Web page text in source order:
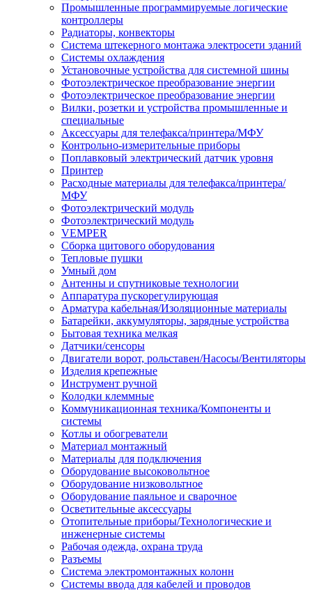
Промышленные программируемые логические
контроллеры
Радиаторы, конвекторы
Система штекерного монтажа электросети зданий
Системы охлаждения
Установочные устройства для системной шины
Фотоэлектрическое преобразование энергии
Фотоэлектрическое преобразование энергии
Вилки, розетки и устройства промышленные и
специальные
Аксессуары для телефакса/принтера/МФУ
Контрольно-измерительные приборы
Поплавковый электрический датчик уровня
Принтер
Расходные материалы для телефакса/принтера/
МФУ
Фотоэлектрический модуль
Фотоэлектрический модуль
VEMPER
Сборка щитового оборудования
Тепловые пушки
Умный дом
Антенны и спутниковые технологии
Аппаратура пускорегулирующая
Арматура кабельная/Изоляционные материалы
Батарейки, аккумуляторы, зарядные устройства
Бытовая техника мелкая
Датчики/сенсоры
Двигатели ворот, рольставен/Насосы/Вентиляторы
Изделия крепежные
Инструмент ручной
Колодки клеммные
Коммуникационная техника/Компоненты и
системы
Котлы и обогреватели
Материал монтажный
Материалы для подключения
Оборудование высоковольтное
Оборудование низковольтное
Оборудование паяльное и сварочное
Осветительные аксессуары
Отопительные приборы/Технологические и
инженерные системы
Рабочая одежда, охрана труда
Разъемы
Система электромонтажных колонн
Системы ввода для кабелей и проводов